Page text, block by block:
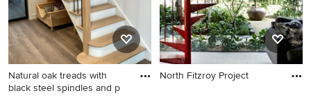
Natural oak treads with
black steel spindles and p
North Fitzroy Project